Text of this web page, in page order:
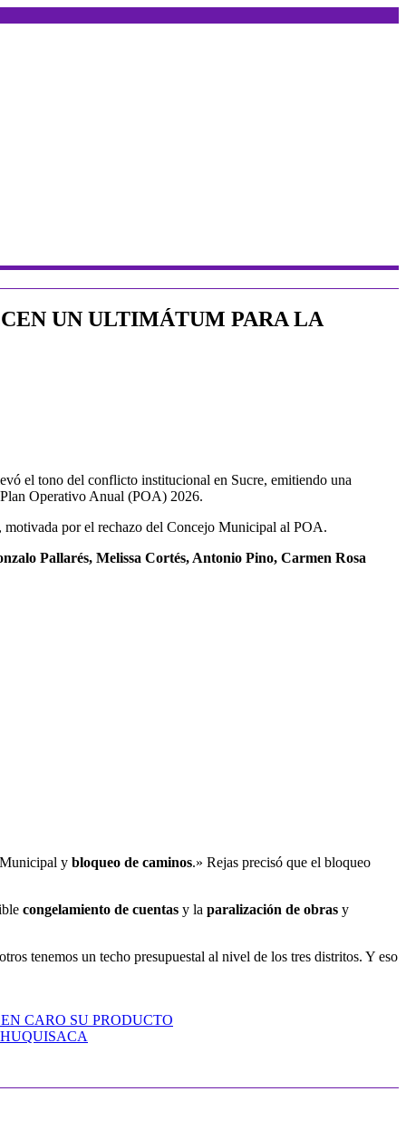
UN ULTIMÁTUM PARA LA
el tono del conflicto institucional en Sucre, emitiendo una
Operativo Anual (POA) 2026.
motivada por el rechazo del Concejo Municipal al POA.
Pallarés, Melissa Cortés, Antonio Pino, Carmen Rosa
y bloqueo de caminos.» Rejas precisó que el bloqueo
congelamiento de cuentas y la paralización de obras y
tenemos un techo presupuestal al nivel de los tres distritos. Y eso
CARO SU PRODUCTO